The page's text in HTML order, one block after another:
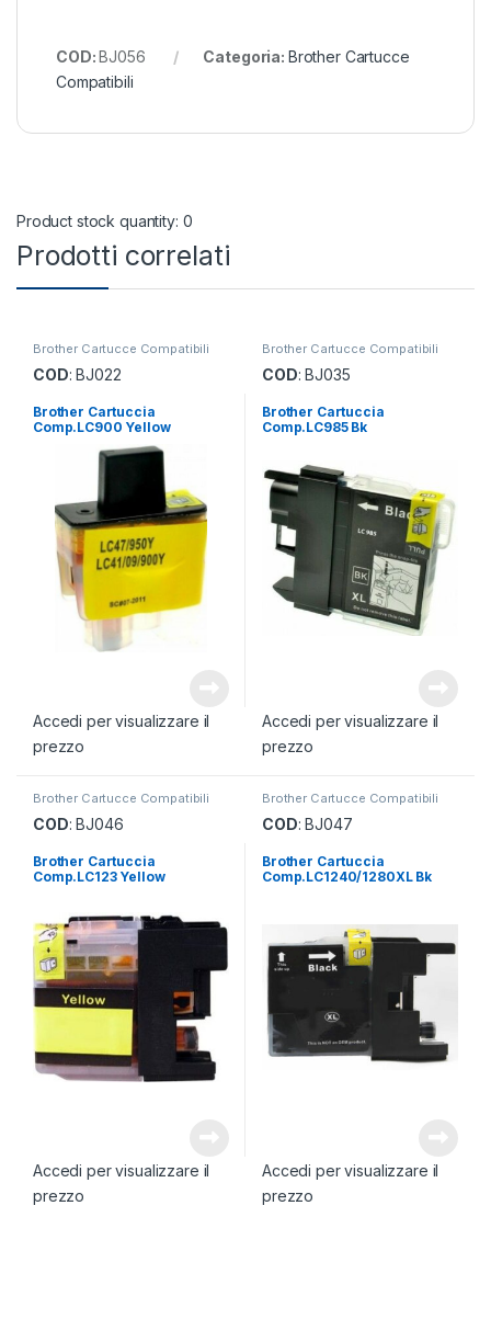
COD:BJ056 Categoria: Brother Cartucce
Compatibili
Product stock quantity: 0
Prodotti correlati
Brother Cartucce Compatibili
COD: BJ022
Brother Cartuccia
Comp.LC900 Yellow
Accedi per visualizzare il
prezzo
Brother Cartucce Compatibili
COD: BJ035
Brother Cartuccia
Comp.LC985 Bk
Accedi per visualizzare il
prezzo
Brother Cartucce Compatibili
COD: BJ046
Brother Cartuccia
Comp.LC123 Yellow
Accedi per visualizzare il
prezzo
Brother Cartucce Compatibili
COD: BJ047
Brother Cartuccia
Comp.LC1240/1280XL Bk
Accedi per visualizzare il
prezzo